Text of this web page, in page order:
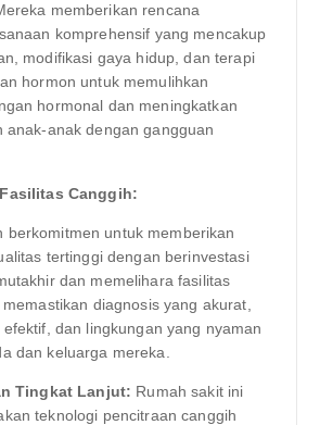
memberikan rencana
komprehensif yang mencakup
modifikasi gaya hidup, dan terapi
hormon untuk memulihkan
hormonal dan meningkatkan
anak-anak dengan gangguan
Canggih:
berkomitmen untuk memberikan
tertinggi dengan berinvestasi
dan memelihara fasilitas
diagnosis yang akurat,
dan lingkungan yang nyaman
dan keluarga mereka.
Tingkat Lanjut: Rumah sakit ini
teknologi pencitraan canggih